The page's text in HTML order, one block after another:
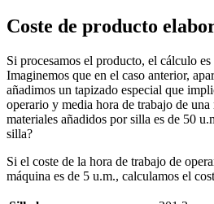
Coste de producto
Si procesamos el producto, el cálculo
Imaginemos que en el caso anterior,
añadimos un tapizado especial que
operario y media hora de trabajo de
materiales añadidos por silla es de 50
silla?
Si el coste de la hora de trabajo de
máquina es de 5 u.m., calculamos el